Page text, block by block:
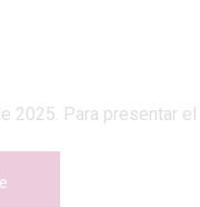
2025. Para presentar